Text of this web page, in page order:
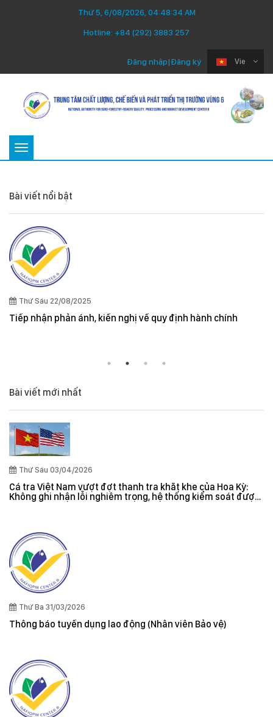
Thứ 5, 6/08/2026, 04:48:34 AM
Hotline: +84 (292) 3883 257
Vie
Đăng nhập|Đăng ký
Toggle
Bài viết nổi bật
nghị về quy định hành chính
Bài viết mới nhất
Thứ Sáu 03/04/2026
Cá tra Việt Nam vượt đợt thanh tra khắt khe của Hoa Kỳ:
Không ghi nhận lỗi nghiêm trọng, hệ thống kiểm soát được
Thứ Ba 31/03/2026
Thông báo tuyển dụng lao động (Nhân viên Bảo vệ)